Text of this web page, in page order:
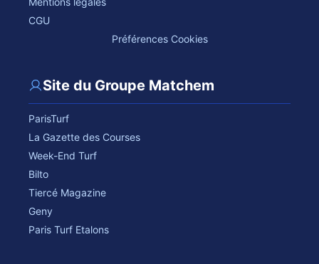
CGU
Préférences Cookies
Site du Groupe Matchem
ParisTurf
La Gazette des Courses
Week-End Turf
Bilto
Tiercé Magazine
Geny
Paris Turf Etalons